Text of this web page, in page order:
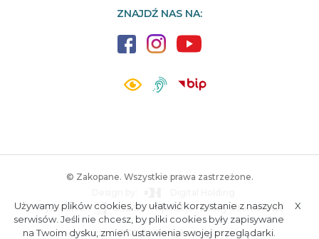
ZNAJDŹ NAS NA:
© Zakopane. Wszystkie prawa zastrzeżone.
Wykonanie:
ESC SA - Aplikacje i strony internetowe
Poczta RODO Polityka prywatności
Używamy plików cookies, by ułatwić korzystanie z naszych
serwisów. Jeśli nie chcesz, by pliki cookies były zapisywane
na Twoim dysku, zmień ustawienia swojej przeglądarki.
X